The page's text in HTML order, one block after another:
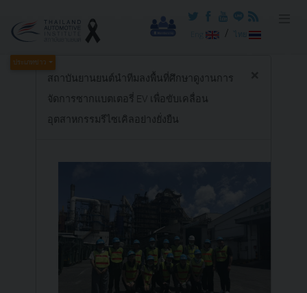
/ ไทย
ประเภทข่าว
สถาบันยานยนต์นำทีมลงพื้นที่ศึกษาดูงานการ
จัดการซากแบตเตอรี่ EV เพื่อขับเคลื่อน
อุตสาหกรรมรีไซเคิลอย่างยั่งยืน